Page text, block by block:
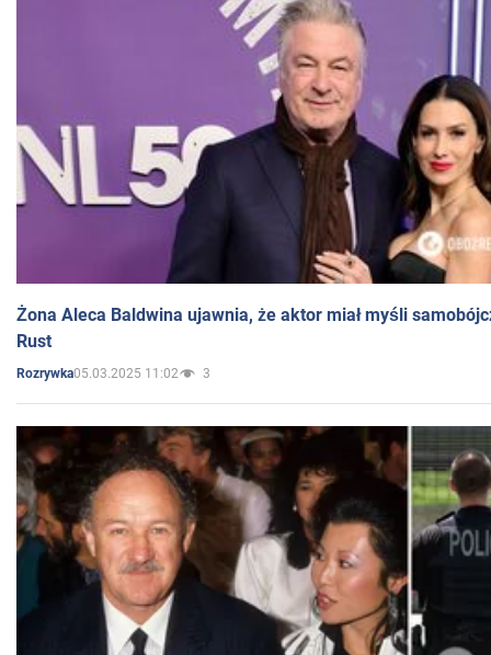
Żona Aleca Baldwina ujawnia, że aktor miał myśli
Rust
Rozrywka05.03.2025 11:02 3